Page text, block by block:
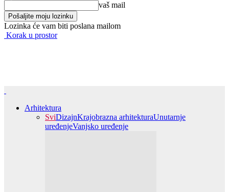
vaš mail
Lozinka će vam biti poslana mailom
Korak u prostor
Arhitektura
SviDizajnKrajobrazna arhitekturaUnutarnje
uređenjeVanjsko uređenje